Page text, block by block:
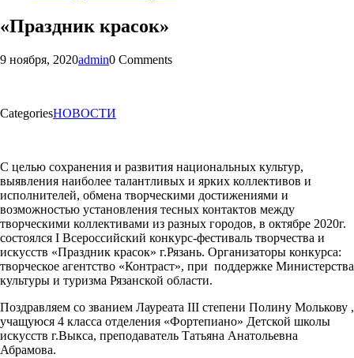
«Праздник красок»
9 ноября, 2020admin0 Comments
CategoriesНОВОСТИ
С целью сохранения и развития национальных культур,
выявления наиболее талантливых и ярких коллективов и
исполнителей, обмена творческими достижениями и
возможностью установления тесных контактов между
творческими коллективами из разных городов, в октябре 2020г.
состоялся I Всероссийский конкурс-фестиваль творчества и
искусств «Праздник красок» г.Рязань. Организаторы конкурса:
творческое агентство «Контраст», при поддержке Министерства
культуры и туризма Рязанской области.
Поздравляем со званием Лауреата III степени Полину Молькову ,
учащуюся 4 класса отделения «Фортепиано» Детской школы
искусств г.Выкса, преподаватель Татьяна Анатольевна
Абрамова.